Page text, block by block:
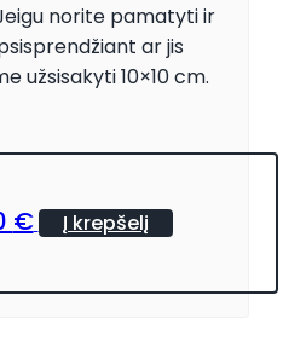
norite pamatyti ir
ar jis
užsisakyti 10×10 cm.
€ Į krepšelį